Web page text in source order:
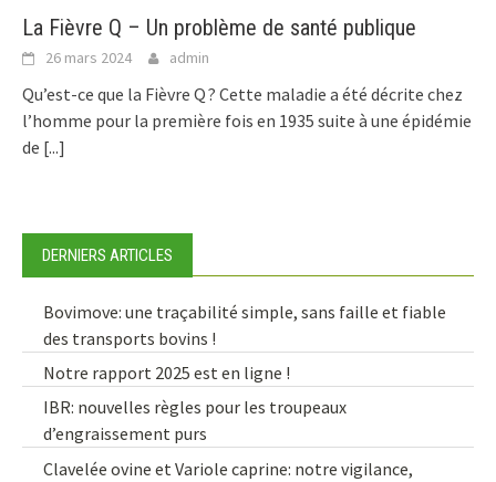
La Fièvre Q – Un problème de santé publique
26 mars 2024 admin
Qu’est-ce que la Fièvre Q ? Cette maladie a été décrite chez
l’homme pour la première fois en 1935 suite à une épidémie
de [...]
DERNIERS ARTICLES
Bovimove: une traçabilité simple, sans faille et fiable
des transports bovins !
Notre rapport 2025 est en ligne !
IBR: nouvelles règles pour les troupeaux
d’engraissement purs
Clavelée ovine et Variole caprine: notre vigilance,